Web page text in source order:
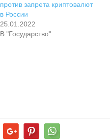
против запрета криптовалют
в России
25.01.2022
В "Государство"